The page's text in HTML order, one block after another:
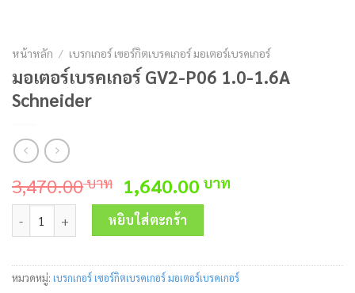
หน้าหลัก / เบรกเกอร์ เซอร์กิตเบรคเกอร์ มอเตอร์เบรคเกอร์
มอเตอร์เบรคเกอร์ GV2-P06 1.0-1.6A
Schneider
3,470.00บาท Original
price
was:
3,470.00 บาท.
1,640.00 บาท
จำนวน มอเตอร์เบรคเกอร์ GV2-P06 1.0-1.6A Schneider ชิ้น
หยิบใส่ตะกร้า
หมวดหมู่: เบรกเกอร์ เซอร์กิตเบรคเกอร์ มอเตอร์เบรคเกอร์